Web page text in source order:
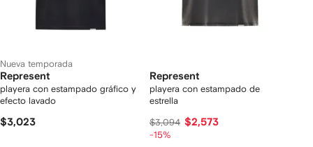
Nueva temporada
Represent
playera con estampado gráfico y
efecto lavado
$3,023
Represent
playera con estampado de
estrella
$3,094 $2,573
-15%